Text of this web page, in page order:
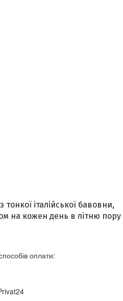
італійської бавовни,
на кожен день в літню пору
оплати: